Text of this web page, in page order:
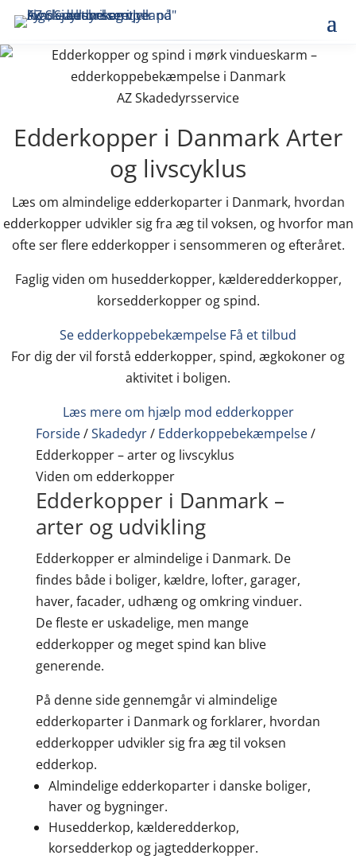
AZ Skadedyrsservice
Edderkopper i DanmarkArter
og livscyklus
Læs om almindelige edderkoparter i Danmark, hvordan
edderkopper udvikler sig fra æg til voksen, og hvorfor man
ofte ser flere edderkopper i sensommeren og efteråret.
Faglig viden om husedderkopper, kælderedderkopper,
korsedderkopper og spind.
Se edderkoppebekæmpelse Få et tilbud
For dig der vil forstå edderkopper, spind, ægkokoner og
aktivitet i boligen.
Læs mere om hjælp mod edderkopper
Forside/Skadedyr/ Edderkoppebekæmpelse/
Edderkopper – arter og livscyklus
Viden om edderkopper
Edderkopper i Danmark –
arter og udvikling
Edderkopper er almindelige i Danmark. De
findes både i boliger, kældre, lofter, garager,
haver, facader, udhæng og omkring vinduer.
De fleste er uskadelige, men mange
edderkopper og meget spind kan blive
generende.
På denne side gennemgår vi almindelige
edderkoparter i Danmark og forklarer, hvordan
edderkopper udvikler sig fra æg til voksen
edderkop.
Almindelige edderkoparter i danske boliger,
haver og bygninger.
Husedderkop, kælderedderkop,
korsedderkop og jagtedderkopper.